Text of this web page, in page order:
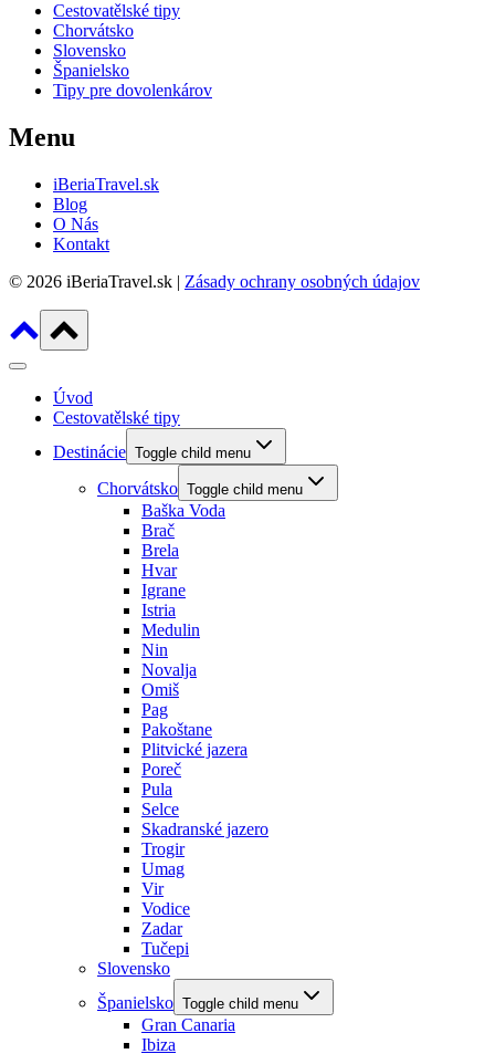
Cestovatělské tipy
Chorvátsko
Slovensko
Španielsko
Tipy pre dovolenkárov
Menu
iBeriaTravel.sk
Blog
O Nás
Kontakt
© 2026 iBeriaTravel.sk | Zásady ochrany osobných údajov
Úvod
Cestovatělské tipy
Destinácie Toggle child menu
Chorvátsko Toggle child menu
Baška Voda
Brač
Brela
Hvar
Igrane
Istria
Medulin
Nin
Novalja
Omiš
Pag
Pakoštane
Plitvické jazera
Poreč
Pula
Selce
Skadranské jazero
Trogir
Umag
Vir
Vodice
Zadar
Tučepi
Slovensko
Španielsko Toggle child menu
Gran Canaria
Ibiza